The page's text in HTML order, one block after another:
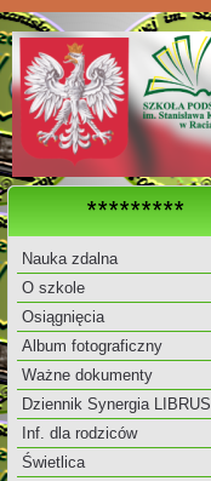
*********
Nauka zdalna
O szkole
Osiągnięcia
Album fotograficzny
Ważne dokumenty
Dziennik Synergia LIBRUS
Inf. dla rodziców
Świetlica